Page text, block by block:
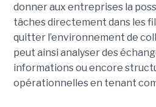
donner aux entreprises la
tâches directement dans les
quitter l’environnement de
peut ainsi analyser des
informations ou encore
opérationnelles en tenant